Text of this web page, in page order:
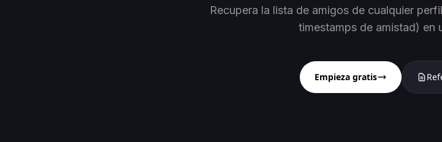
Recupera la lista de amigos de cualquier
timestamps de amistad) en
Empieza gratis